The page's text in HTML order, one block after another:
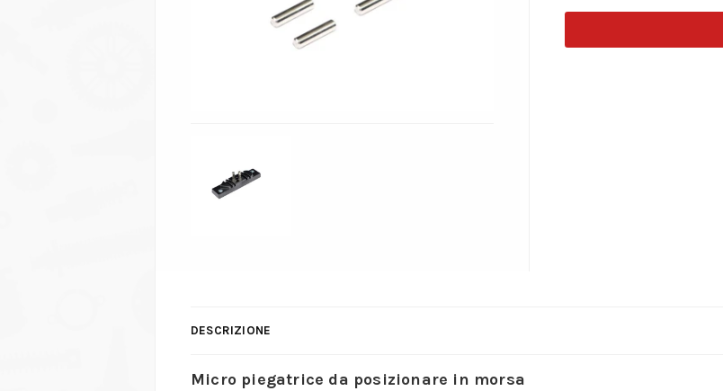
DESCRIZIONE
Micro piegatrice da posizionare in morsa